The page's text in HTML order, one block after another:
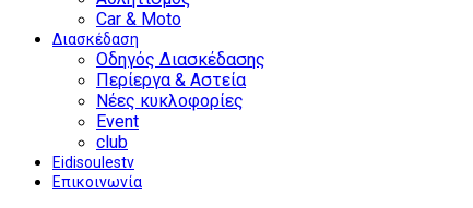
Car & Moto
Διασκέδαση
Οδηγός Διασκέδασης
Περίεργα & Αστεία
Νέες κυκλοφορίες
Event
club
Eidisoulestv
Επικοινωνία